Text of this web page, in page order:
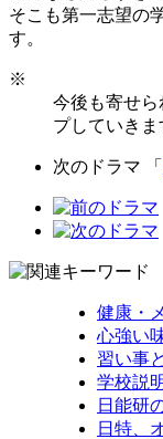
そこも第一志望の
す。
※
今後も寄せ
プしていきま
次のドラマ 「
健康・
心強い
習い事
学校説
日能研
日特、